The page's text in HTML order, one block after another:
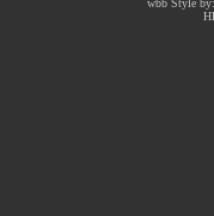
wbb Style